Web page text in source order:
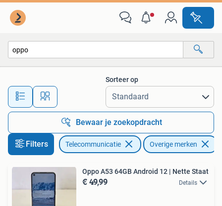
Alle afstanden…
Sorteer op
Bewaar je zoekopdracht
Filters Telecommunicatie Overige merken
Oppo A53 64GB Android 12 | Nette Staat
€ 49,99 Details